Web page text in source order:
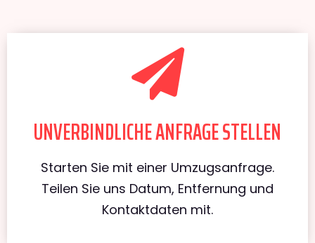
UNVERBINDLICHE ANFRAGE STELLEN
Starten Sie mit einer Umzugsanfrage.
Teilen Sie uns Datum, Entfernung und
Kontaktdaten mit.